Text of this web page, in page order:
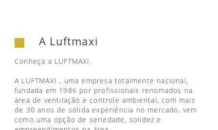
A Luftmaxi
Conheça a LUFTMAXI.
A LUFTMAXI , uma empresa totalmente nacional,
fundada em 1986 por profissionais renomados na
área de ventilação e controle ambiental, com mais
de 30 anos de sólida experiência no mercado, vem
como uma opção de seriedade, solidez e